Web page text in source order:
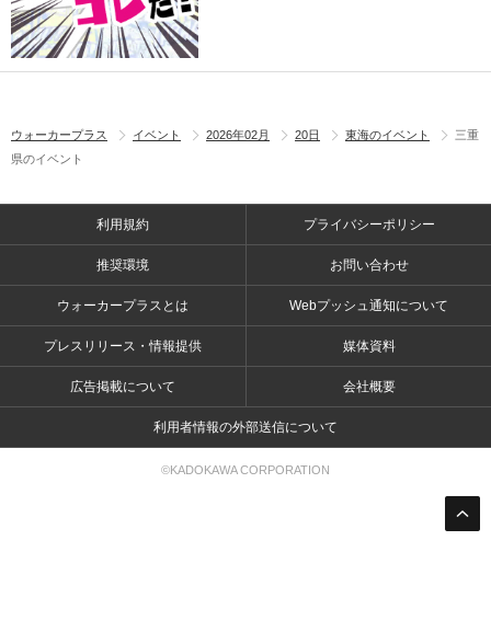
ウォーカープラス イベント 2026年02月 20日 東海のイベント
三重
県のイベント
利用規約 プライバシーポリシー
推奨環境 お問い合わせ
ウォーカープラスとは Webプッシュ通知について
プレスリリース・情報提供 媒体資料
広告掲載について 会社概要
利用者情報の外部送信について
©KADOKAWA CORPORATION